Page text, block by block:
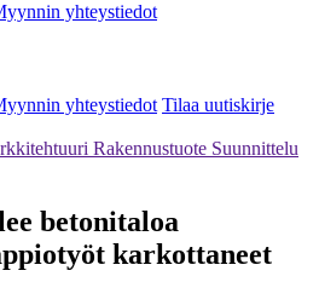
yhteystiedot
yhteystiedot Tilaa uutiskirje
Rakennustuote Suunnittelu
betonitaloa
karkottaneet